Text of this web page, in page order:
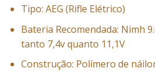
Tipo: AEG (Rifle Elétrico)
Bateria Recomendada: Nimh
tanto 7,4v quanto 11,1V
Construção: Polímero de